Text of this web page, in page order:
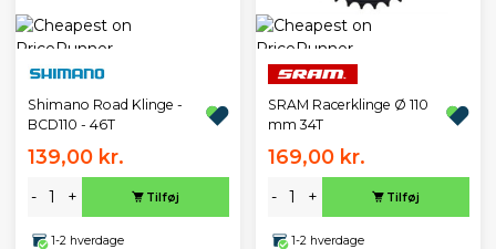
Shimano Road Klinge -
BCD110 - 46T
139,00 kr.
- + Tilføj
1-2 hverdage
SRAM Racerklinge Ø 110
mm 34T
169,00 kr.
- + Tilføj
1-2 hverdage